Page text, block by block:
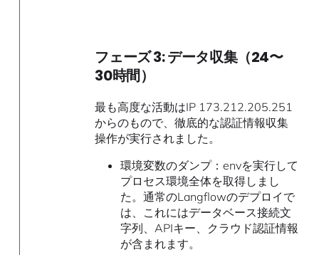
フェーズ 3: データ収集（24〜
30時間）
最も高度な活動はIP 173.212.205.251
からのもので、徹底的な認証情報収集
操作が実行されました。
環境変数のダンプ：envを実行して
プロセス環境全体を取得しまし
た。通常のLangflowのデプロイで
は、これにはデータベース接続文
字列、APIキー、クラウド認証情報
が含まれます。